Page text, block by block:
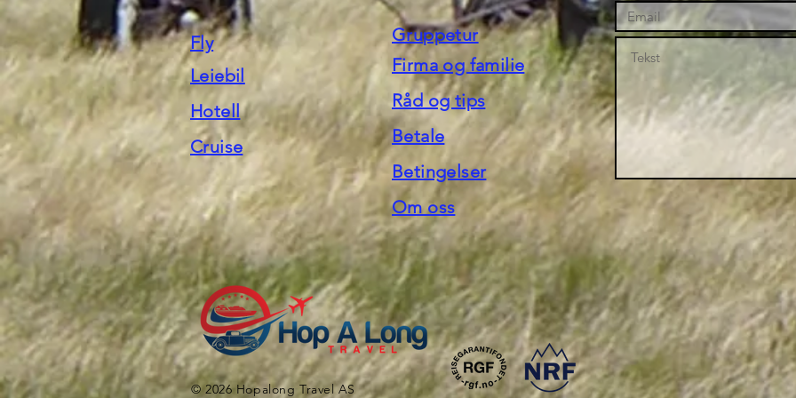
Fly
Leiebil
Hotell
Cruise
© 2026 Hopalong Travel AS
Gruppetur
Firma og familie
Råd og tips
Betale
Betingelser
Om oss